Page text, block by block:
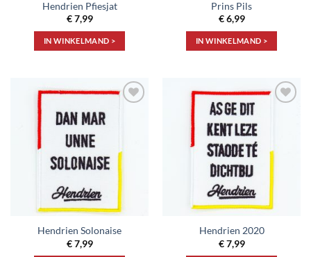
Hendrien Pfiesjat
€7,99
IN WINKELMAND >
Prins Pils
€6,99
IN WINKELMAND >
Toevoegen
Hendrien Solonaise
€7,99
verlanglijst
Hendrien 2020
€7,99